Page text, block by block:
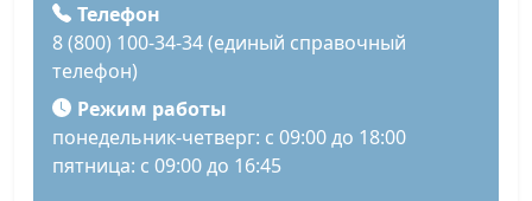
Телефон
8 (800) 100-34-34 (единый справочный
телефон)
Режим работы
понедельник-четверг: с 09:00 до 18:00
пятница: с 09:00 до 16:45